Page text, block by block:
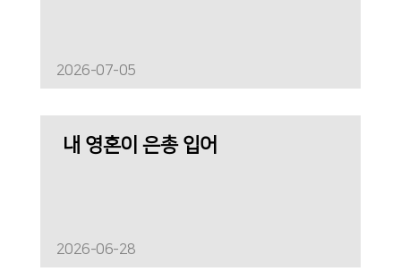
2026-07-05
내 영혼이 은총 입어
2026-06-28